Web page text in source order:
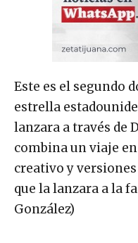
Este es el segundo
estrella
lanzara a través de
combina un viaje
creativo y versiones
que la lanzara a la
González)